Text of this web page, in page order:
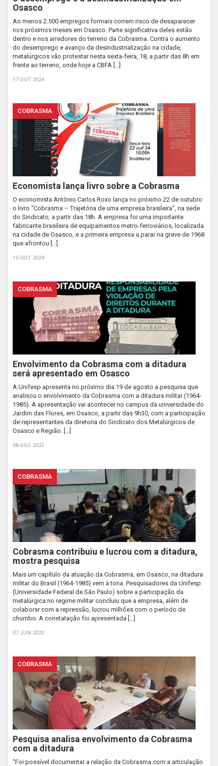
Osasco
Ao menos 2.500 empregos formais correm risco de desaparecer
nos próximos meses em Osasco. Parte significativa deles estão
dentro e nos arredores do terreno da Cobrasma. Contra o aumento
do desemprego e avanço da desindustrialização na cidade,
metalúrgicos vão protestar nesta sexta-feira, 18, a partir das 8h em
frente ao terreno, onde hoje a CBFA […]
17 OUT 2024
COBRASMA
Economista lança livro sobre a Cobrasma
O economista Antônio Carlos Roxo lança no próximo 22 de outubro
o livro “Cobrasma – Trajetória de uma empresa brasileira”, na sede
do Sindicato, a partir das 18h. A empresa foi uma importante
fabricante brasileira de equipamentos metro-ferroviários, localizada
na cidade de Osasco, e a primeira empresa a parar na greve de 1968
que afrontou […]
15 OUT 2024
COBRASMA
Envolvimento da Cobrasma com a ditadura
será apresentado em Osasco
A Unifesp apresenta no próximo dia 19 de agosto a pesquisa que
analisou o envolvimento da Cobrasma com a ditadura militar (1964-
1985). A apresentação vai acontecer no campus da universidade do
Jardim das Flores, em Osasco, a partir das 9h30, com a participação
de representantes da diretoria do Sindicato dos Metalúrgicos de
Osasco e Região. […]
08 AGO 2023
COBRASMA
Cobrasma contribuiu e lucrou com a ditadura,
mostra pesquisa
Mais um capítulo da atuação da Cobrasma, em Osasco, na ditadura
militar do Brasil (1964-1985) vem à tona. Pesquisadores da Unifesp
(Universidade Federal de São Paulo) sobre a participação da
metalúrgica no regime militar concluiu que a empresa, além de
colaborar com a repressão, lucrou milhões com o período de
chumbo. A constatação foi apresentada […]
07 JUN 2023
COBRASMA
Pesquisa analisa envolvimento da Cobrasma
com a ditadura
“Foi possível documentar a relação da Cobrasma com a articulação